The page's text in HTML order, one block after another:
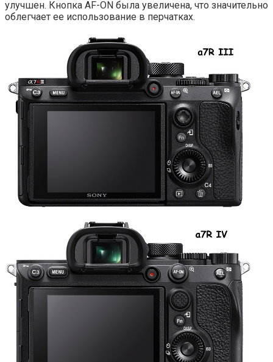
улучшен. Кнопка AF-ON была увеличена, что значительно
облегчает ее использование в перчатках.